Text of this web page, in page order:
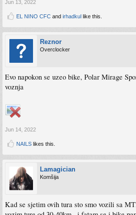
Jun 13, 2022
EL NINO CFC and irhadkul like this.
Reznor
Overclocker
Evo napokon se uzeo bike, Polar Mirage
voznja
Jun 14, 2022
NAILS likes this.
Lamagician
Komšija
Kad se sjetim ovih tura sto smo vozili sa